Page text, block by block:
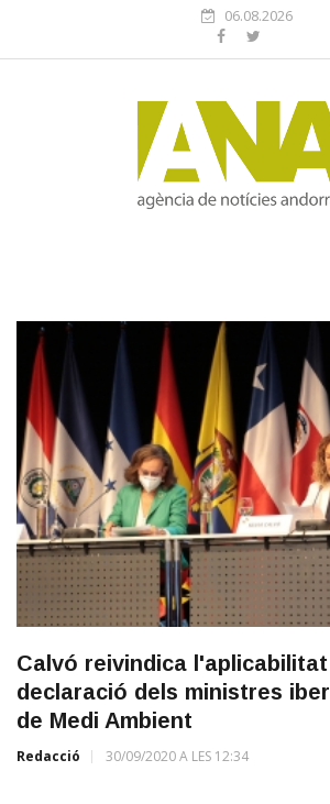
06.08.2026
Calvó reivindica
declaració dels ministres
de Medi Ambient
Redacció 30/09/2020 A LES 12:34